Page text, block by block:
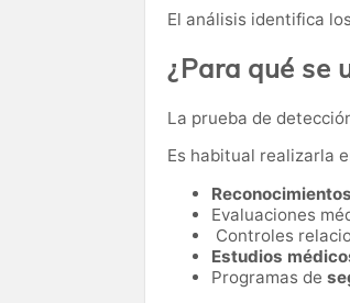
El análisis identifica
¿Para qué se
La prueba de
Es habitual realizarla
Evaluaciones
Controles
Estudios
Programas de